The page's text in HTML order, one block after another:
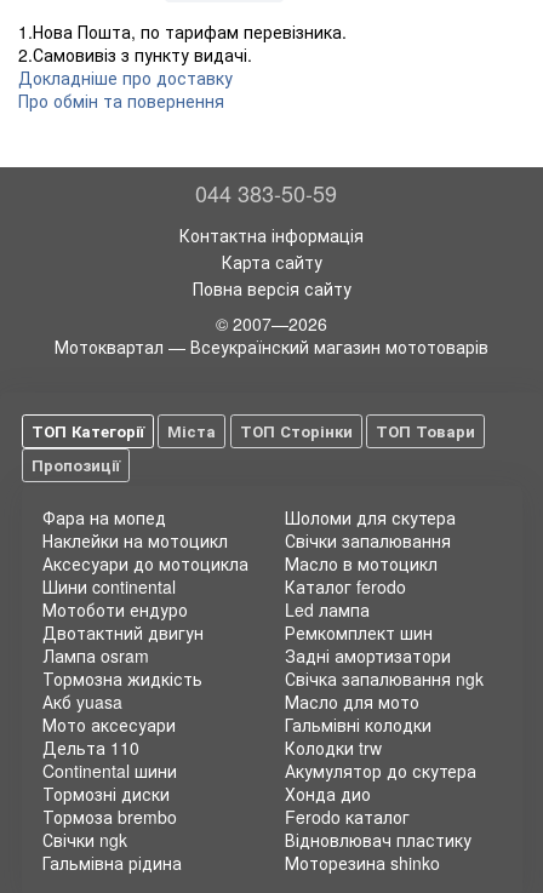
1.Нова Пошта, по тарифам перевізника.
2.Самовивіз з пункту видачі.
Докладніше про доставку
Про обмін та повернення
044 383-50-59
Контактна інформація
Карта сайту
Повна версія сайту
© 2007—2026
Мотоквартал — Всеукраїнский магазин мототоварів
ТОП Категорії Міста ТОП Сторінки
ТОП Товари
Пропозиції
Фара на мопед
Наклейки на мотоцикл
Аксесуари до мотоцикла
Шини continental
Мотоботи ендуро
Двотактний двигун
Лампа osram
Тормозна жидкість
Шоломи для скутера
Свічки запалювання
Масло в мотоцикл
Каталог ferodo
Led лампа
Ремкомплект шин
Задні амортизатори
Свічка запалювання ngk
Акб yuasa
Мото аксесуари
Дельта 110
Continental шини
Тормозні диски
Тормоза brembo
Свічки ngk
Гальмівна рідина
Масло для мото
Гальмівні колодки
Колодки trw
Акумулятор до скутера
Хонда дио
Ferodo каталог
Відновлювач пластику
Моторезина shinko